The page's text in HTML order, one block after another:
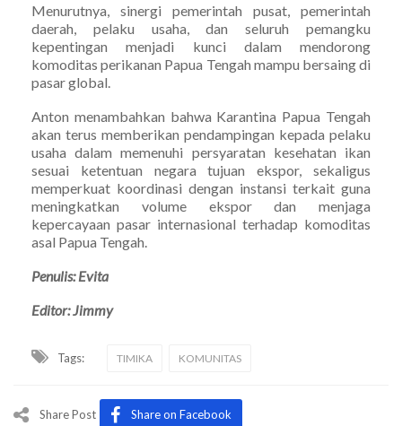
Menurutnya, sinergi pemerintah pusat, pemerintah
daerah, pelaku usaha, dan seluruh pemangku
kepentingan menjadi kunci dalam mendorong
komoditas perikanan Papua Tengah mampu bersaing di
pasar global.
Anton menambahkan bahwa Karantina Papua Tengah
akan terus memberikan pendampingan kepada pelaku
usaha dalam memenuhi persyaratan kesehatan ikan
sesuai ketentuan negara tujuan ekspor, sekaligus
memperkuat koordinasi dengan instansi terkait guna
meningkatkan volume ekspor dan menjaga
kepercayaan pasar internasional terhadap komoditas
asal Papua Tengah.
Penulis: Evita
Editor: Jimmy
Tags: TIMIKA KOMUNITAS
Share Post Share on Facebook